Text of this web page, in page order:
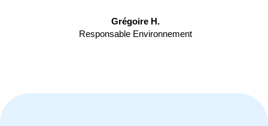
Grégoire H.
Responsable Environnement